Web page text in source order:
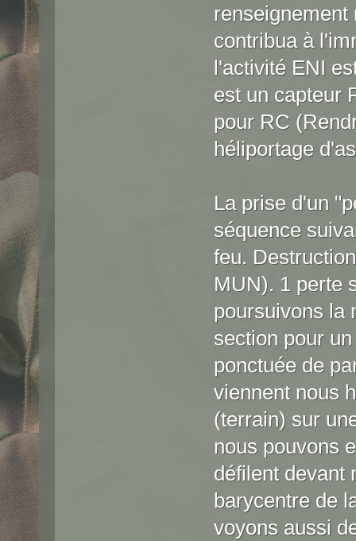
renseignement
contribua à
l'activité ENI
est un capteur
pour RC
héliportage
La prise d'un
séquence
feu.
MUN). 1 perte
poursuivons la
section pour
ponctuée de
viennent nous
(terrain) sur
nous pouvons
défilent devant
barycentre de
voyons aussi